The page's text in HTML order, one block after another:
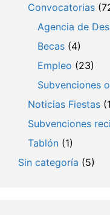
Convocatorias
Agencia de
Becas (4)
Empleo (23)
Subvenciones
Noticias Fiestas
Subvenciones
Tablón (1)
Sin categoría (5)